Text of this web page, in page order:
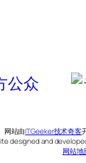
网站由ITGeeker技术奇客
designed and
网站地